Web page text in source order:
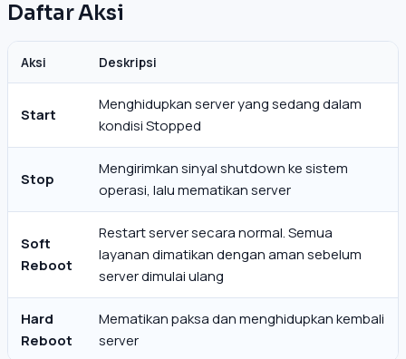
Daftar Aksi
Aksi Deskripsi
Start
Menghidupkan server yang sedang dalam
kondisi Stopped
Stop
Mengirimkan sinyal shutdown ke sistem
operasi, lalu mematikan server
Soft
Reboot
Restart server secara normal. Semua
layanan dimatikan dengan aman sebelum
server dimulai ulang
Hard
Reboot
Mematikan paksa dan menghidupkan kembali
server